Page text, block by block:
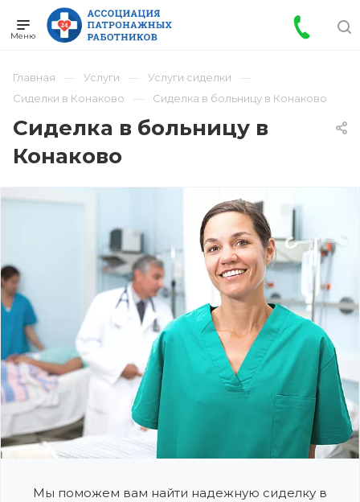
Главная Услуги
Услуги сиделки
Сиделки в Конаково
Сиделка в больницу в Конаково
Сиделка в больницу в
Конаково
Мы поможем вам найти надежную сиделку в